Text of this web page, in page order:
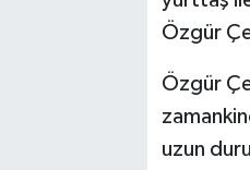
Özgür
Özgür
uzun